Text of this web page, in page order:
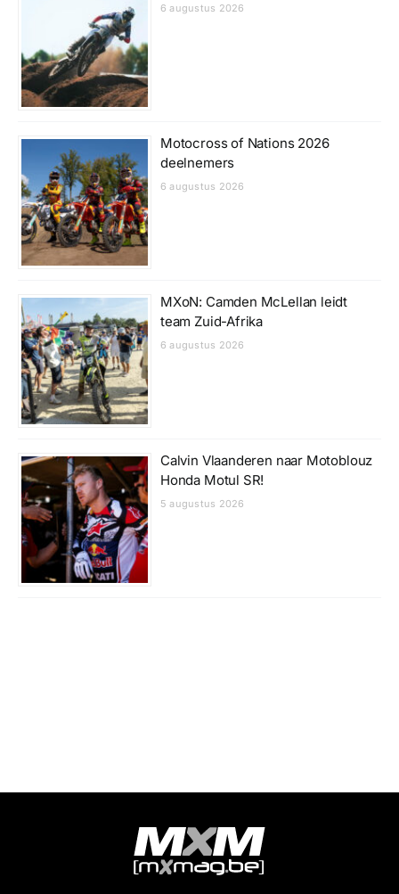
6 augustus 2026
Motocross of Nations 2026
deelnemers
6 augustus 2026
MXoN: Camden McLellan leidt
team Zuid-Afrika
6 augustus 2026
Calvin Vlaanderen naar Motoblouz
Honda Motul SR!
5 augustus 2026